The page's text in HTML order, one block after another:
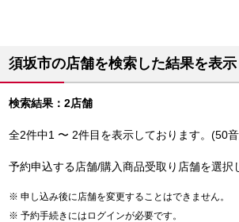
須坂市の店舗を検索した結果を表
検索結果：2店舗
全2件中1 〜 2件目を表示しております。(50
予約申込する店舗/購入商品受取り店舗を選択
申し込み後に店舗を変更することはできません。
予約手続きにはログインが必要です。